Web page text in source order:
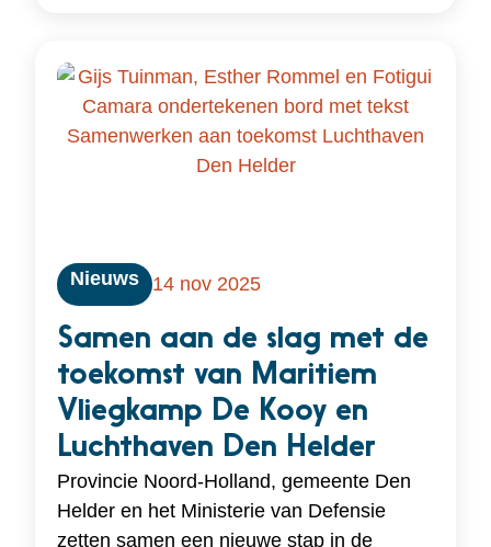
Nieuws 14 nov 2025
Samen aan de slag met de
toekomst van Maritiem
Vliegkamp De Kooy en
Luchthaven Den Helder
Provincie Noord-Holland, gemeente Den
Helder en het Ministerie van Defensie
zetten samen een nieuwe stap in de